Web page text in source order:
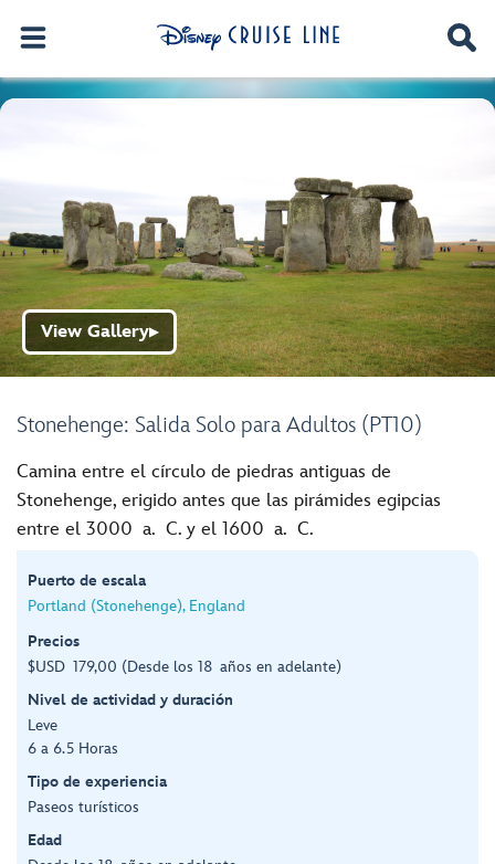
Stonehenge: Salida Solo para Adultos (PT10)
View Gallery▶
Camina entre el círculo de piedras antiguas de
Stonehenge, erigido antes que las pirámides egipcias
entre el 3000 a. C. y el 1600 a. C.
Puerto de escala
Portland (Stonehenge), England
Precios
$USD 179,00 (Desde los 18 años en adelante)
Nivel de actividad y duración
Leve
6 a 6.5 Horas
Tipo de experiencia
Paseos turísticos
Edad